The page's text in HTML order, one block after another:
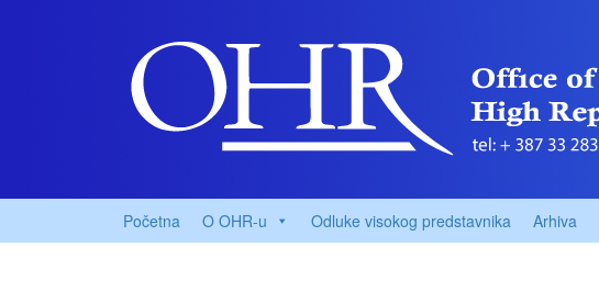
Početna O OHR-u Odluke visokog predstavnika Arhiva